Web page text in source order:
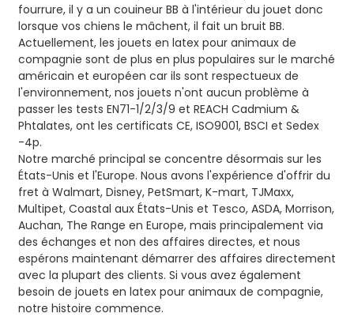
fourrure, il y a un couineur BB à l'intérieur du jouet donc
lorsque vos chiens le mâchent, il fait un bruit BB.
Actuellement, les jouets en latex pour animaux de
compagnie sont de plus en plus populaires sur le marché
américain et européen car ils sont respectueux de
l'environnement, nos jouets n'ont aucun problème à
passer les tests EN71-1/2/3/9 et REACH Cadmium &
Phtalates, ont les certificats CE, ISO9001, BSCI et Sedex
-4p.
Notre marché principal se concentre désormais sur les
États-Unis et l'Europe. Nous avons l'expérience d'offrir du
fret à Walmart, Disney, PetSmart, K-mart, TJMaxx,
Multipet, Coastal aux États-Unis et Tesco, ASDA, Morrison,
Auchan, The Range en Europe, mais principalement via
des échanges et non des affaires directes, et nous
espérons maintenant démarrer des affaires directement
avec la plupart des clients. Si vous avez également
besoin de jouets en latex pour animaux de compagnie,
notre histoire commence.